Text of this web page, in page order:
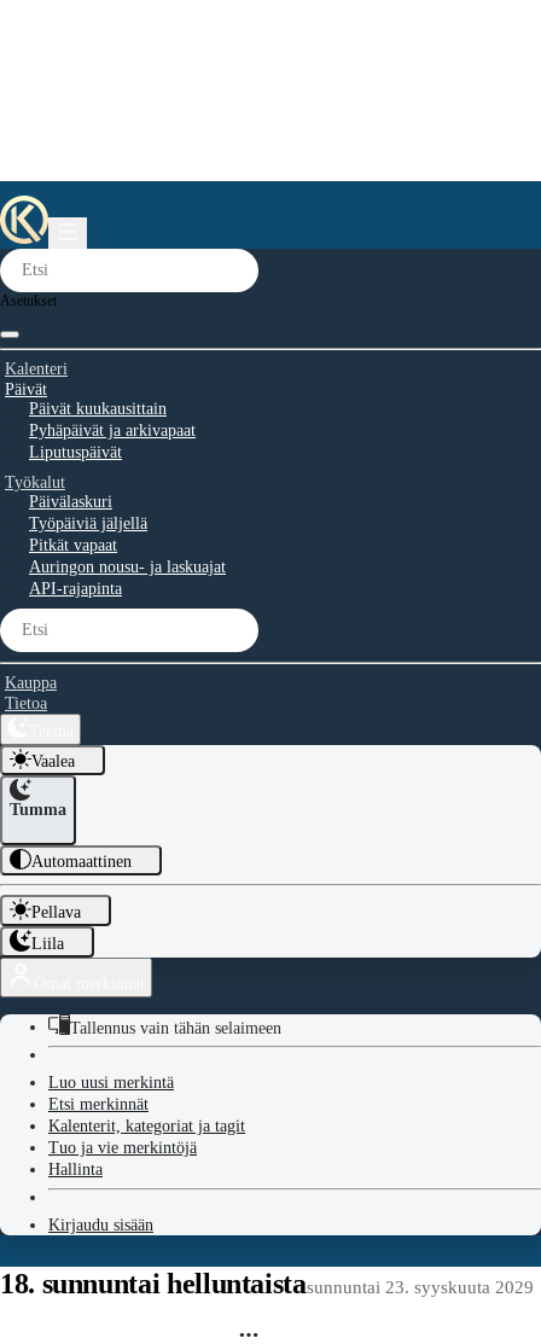
Asetukset
Kalenteri
Päivät
Päivät kuukausittain
Pyhäpäivät ja arkivapaat
Liputuspäivät
Työkalut
Päivälaskuri
Työpäiviä jäljellä
Pitkät vapaat
Auringon nousu- ja laskuajat
API-rajapinta
Kauppa
Tietoa
Vaalea
Tumma
Automaattinen
Pellava
Liila
Tallennus vain tähän selaimeen
Luo uusi merkintä
Etsi merkinnät
Kalenterit, kategoriat ja tagit
Tuo ja vie merkintöjä
Hallinta
Kirjaudu sisään
18. sunnuntai helluntaistasunnuntai 23. syyskuuta 2029